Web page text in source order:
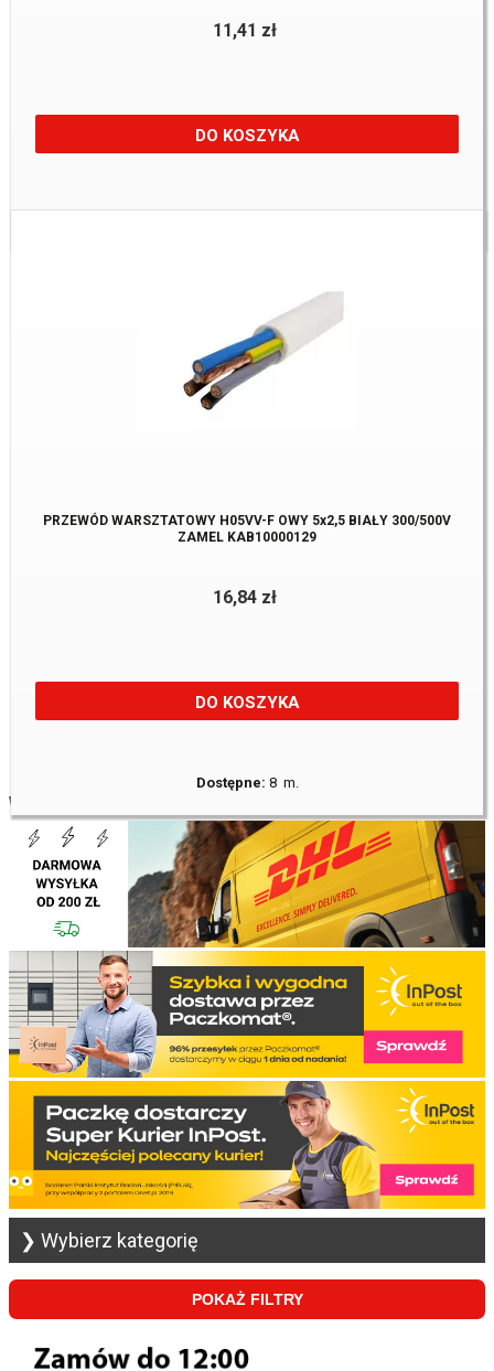
❯ Wybierz kategorię
POKAŻ FILTRY
11,41 zł
DO KOSZYKA
Dostępne:21 m.
PRZEWÓD WARSZTATOWY H05VV-F OWY 5x2,5 BIAŁY 300/500V
ZAMEL KAB10000129
16,84 zł
DO KOSZYKA
Dostępne: 8 m.
WARSZTATOWE